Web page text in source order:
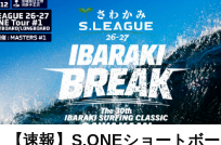
【速報】S.ONEショートボー